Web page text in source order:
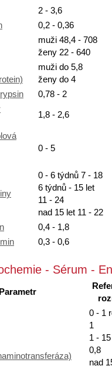
2 - 3,6
0,2 - 0,36
muži 48,4 - 708
ženy 22 - 640
muži do 5,8
ženy do 4
0,78 - 2
1,8 - 2,6
0 - 5
0 - 6 týdnů 7 - 18
6 týdnů - 15 let
11 - 24
nad 15 let 11 - 22
0,4 - 1,8
0,3 - 0,6
- Sérum -
Parametr
0 - 1
1
1 -
0,8
nad